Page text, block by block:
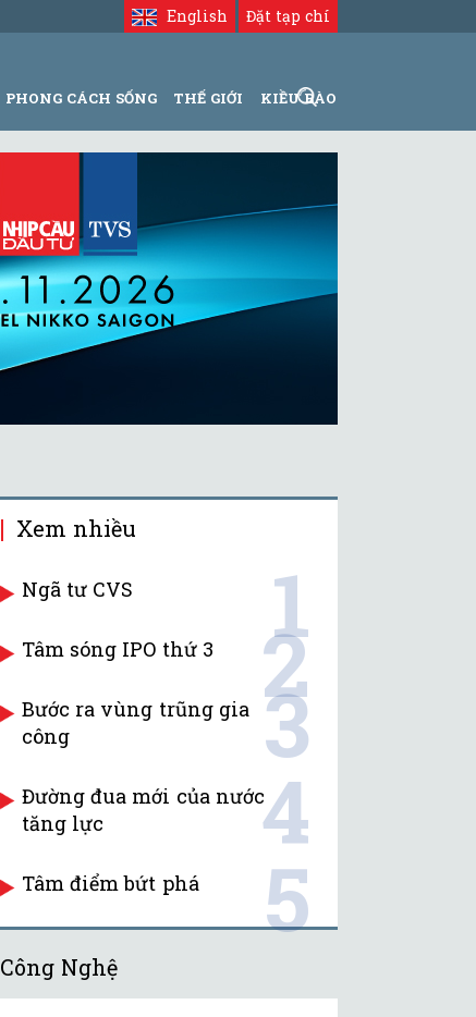
Đặt tạp chí
English
PHONG CÁCH SỐNG THẾ GIỚI KIỀU BÀO
Xem nhiều
Ngã tư CVS 1
Tâm sóng IPO thứ 3 2
Bước ra vùng trũng gia
công
3
Đường đua mới của nước
tăng lực
4
Tâm điểm bứt phá 5
Công Nghệ